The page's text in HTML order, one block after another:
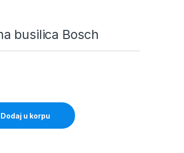
busilica Bosch
quantity
Dodaj u korpu